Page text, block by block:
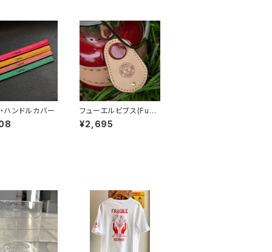
ハンドルカバー
フューエルビブス(Fuel
Bibs)
¥2,695